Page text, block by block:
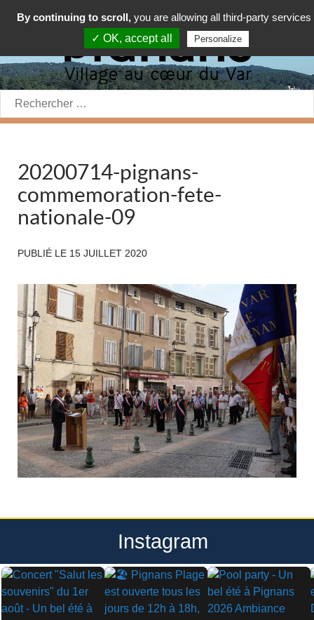
Rechercher:
20200714-pignans-
commemoration-fete-
nationale-09
PUBLIÉ LE 15 JUILLET 2020
Instagram
By continuing to scroll, you are allowing all third-party services
✓ OK, accept all
Personalize